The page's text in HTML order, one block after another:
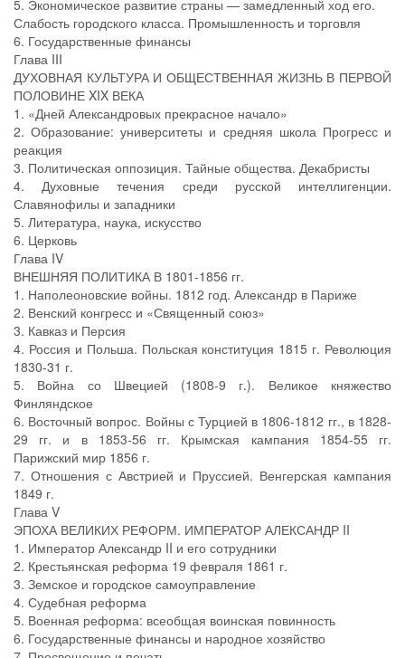
5. Экономическое развитие страны — замедленный ход его.
Слабость городского класса. Промышленность и торговля
6. Государственные финансы
Глава III
ДУХОВНАЯ КУЛЬТУРА И ОБЩЕСТВЕННАЯ ЖИЗНЬ В ПЕРВОЙ
ПОЛОВИНЕ XIX ВЕКА
1. «Дней Александровых прекрасное начало»
2. Образование: университеты и средняя школа Прогресс и
реакция
3. Политическая оппозиция. Тайные общества. Декабристы
4. Духовные течения среди русской интеллигенции.
Славянофилы и западники
5. Литература, наука, искусство
6. Церковь
Глава IV
ВНЕШНЯЯ ПОЛИТИКА В 1801-1856 гг.
1. Наполеоновские войны. 1812 год. Александр в Париже
2. Венский конгресс и «Священный союз»
3. Кавказ и Персия
4. Россия и Польша. Польская конституция 1815 г. Революция
1830-31 г.
5. Война со Швецией (1808-9 г.). Великое княжество
Финляндское
6. Восточный вопрос. Войны с Турцией в 1806-1812 гг., в 1828-
29 гг. и в 1853-56 гг. Крымская кампания 1854-55 гг.
Парижский мир 1856 г.
7. Отношения с Австрией и Пруссией. Венгерская кампания
1849 г.
Глава V
ЭПОХА ВЕЛИКИХ РЕФОРМ. ИМПЕРАТОР АЛЕКСАНДР II
1. Император Александр II и его сотрудники
2. Крестьянская реформа 19 февраля 1861 г.
3. Земское и городское самоуправление
4. Судебная реформа
5. Военная реформа: всеобщая воинская повинность
6. Государственные финансы и народное хозяйство